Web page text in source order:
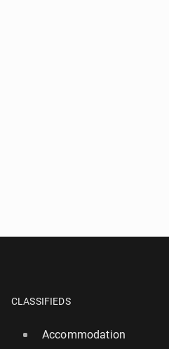
CLASSIFIEDS
Accommodation